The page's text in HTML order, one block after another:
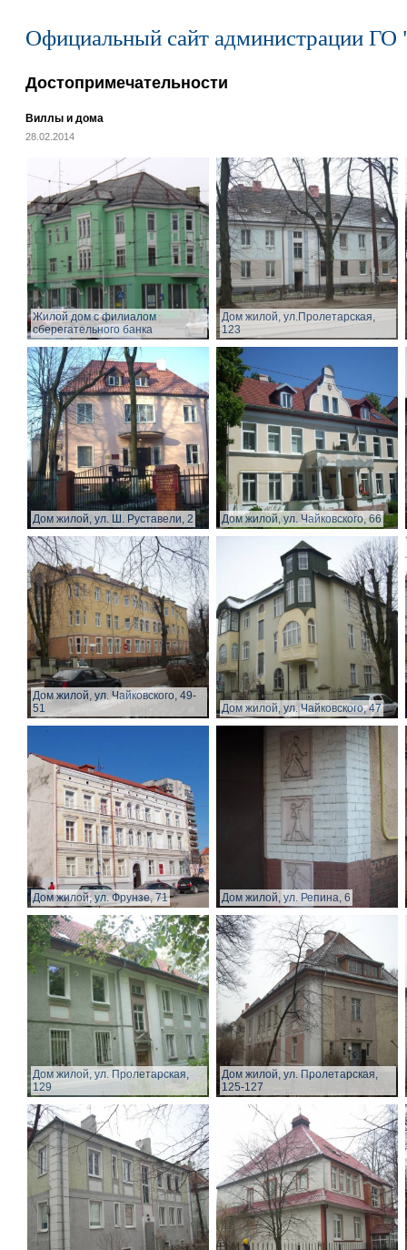
Официальный сайт администрации ГО
Достопримечательности
Виллы и дома
28.02.2014
Жилой дом с филиалом
сберегательного банка
Дом жилой, ул.Пролетарская,
123
Дом жилой, ул. Ш. Руставели, 2 Дом жилой, ул. Чайковского, 66
Дом жилой, ул. Чайковского, 49-
51
Дом жилой, ул. Чайковского, 47
Дом жилой, ул. Фрунзе, 71 Дом жилой, ул. Репина, 6
Дом жилой, ул. Пролетарская,
129
Дом жилой, ул. Пролетарская,
125-127